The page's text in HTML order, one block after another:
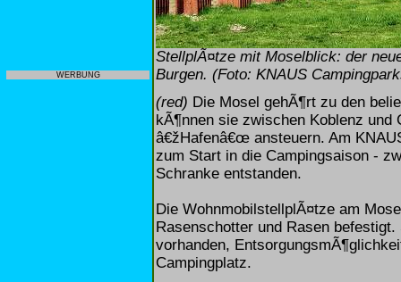
WERBUNG
StellplÃ¤tze mit Moselblick: der
Burgen. (Foto: KNAUS
(red) Die Mosel gehÃ¶rt zu den
kÃ¶nnen sie zwischen Koblenz und
â€žHafenâ€œ ansteuern. Am
zum Start in die Campingsaison -
Schranke entstanden.
Die WohnmobilstellplÃ¤tze am
Rasenschotter und Rasen
vorhanden,
Campingplatz.